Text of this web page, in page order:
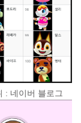
: 네이버 블로그